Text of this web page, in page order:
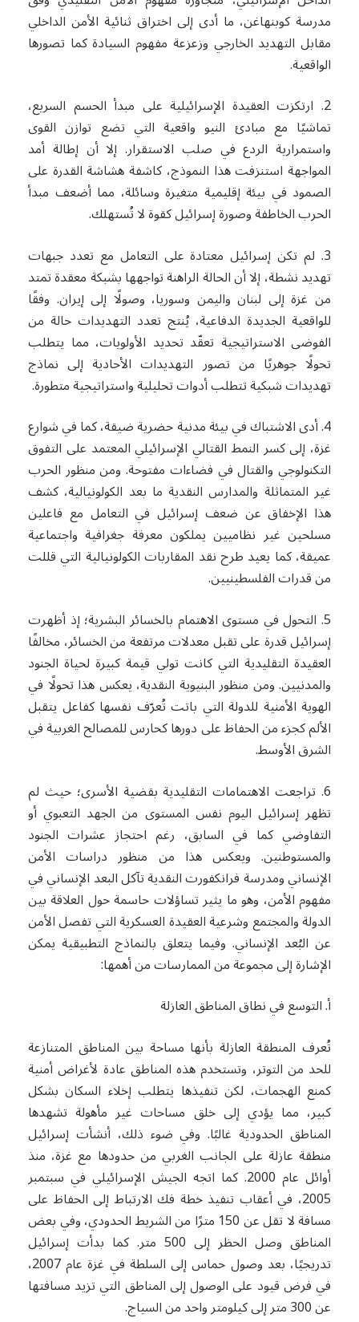
مدرسة كوبنهاغن، ما أدى إلى اختراق ثنائية الأمن الداخلي
مقابل التهديد الخارجي وزعزعة مفهوم السيادة كما تصورها
الواقعية.
2. ارتكزت العقيدة الإسرائيلية على مبدأ الحسم السريع،
تماشيًا مع مبادئ النيو واقعية التي تضع توازن القوى
واستمرارية الردع في صلب الاستقرار. إلا أن إطالة أمد
المواجهة استنزفت هذا النموذج، كاشفة هشاشة القدرة على
الصمود في بيئة إقليمية متغيرة وسائلة، مما أضعف مبدأ
الحرب الخاطفة وصورة إسرائيل كقوة لا تُستهلك.
3. لم تكن إسرائيل معتادة على التعامل مع تعدد جبهات
تهديد نشطة، إلا أن الحالة الراهنة تواجهها بشبكة معقدة تمتد
من غزة إلى لبنان واليمن وسوريا، وصولًا إلى إيران. وفقًا
للواقعية الجديدة الدفاعية، يُنتج تعدد التهديدات حالة من
الفوضى الاستراتيجية تعقّد تحديد الأولويات، مما يتطلب
تحولًا جوهريًا من تصور التهديدات الأحادية إلى نماذج
تهديدات شبكية تتطلب أدوات تحليلية واستراتيجية متطورة.
4. أدى الاشتباك في بيئة مدنية حضرية ضيقة، كما في شوارع
غزة، إلى كسر النمط القتالي الإسرائيلي المعتمد على التفوق
التكنولوجي والقتال في فضاءات مفتوحة. ومن منظور الحرب
غير المتماثلة والمدارس النقدية ما بعد الكولونيالية، كشف
هذا الإخفاق عن ضعف إسرائيل في التعامل مع فاعلين
مسلحين غير نظاميين يملكون معرفة جغرافية واجتماعية
عميقة، كما يعيد طرح نقد المقاربات الكولونيالية التي قللت
من قدرات الفلسطينيين.
5. التحول في مستوى الاهتمام بالخسائر البشرية؛ إذ أظهرت
إسرائيل قدرة على تقبل معدلات مرتفعة من الخسائر، مخالفًا
العقيدة التقليدية التي كانت تولي قيمة كبيرة لحياة الجنود
والمدنيين. ومن منظور البنيوية النقدية، يعكس هذا تحولًا في
الهوية الأمنية للدولة التي باتت تُعرّف نفسها كفاعل يتقبل
الألم كجزء من الحفاظ على دورها كحارس للمصالح الغربية في
الشرق الأوسط.
6. تراجعت الاهتمامات التقليدية بقضية الأسرى؛ حيث لم
تظهر إسرائيل اليوم نفس المستوى من الجهد التعبوي أو
التفاوضي كما في السابق، رغم احتجاز عشرات الجنود
والمستوطنين. ويعكس هذا من منظور دراسات الأمن
الإنساني ومدرسة فرانكفورت النقدية تآكل البعد الإنساني في
مفهوم الأمن، وهو ما يثير تساؤلات حاسمة حول العلاقة بين
الدولة والمجتمع وشرعية العقيدة العسكرية التي تفصل الأمن
عن البُعد الإنساني. وفيما يتعلق بالنماذج التطبيقية يمكن
الإشارة إلى مجموعة من الممارسات من أهمها:
أ. التوسع في نطاق المناطق العازلة
تُعرف المنطقة العازلة بأنها مساحة بين المناطق المتنازعة
للحد من التوتر، وتستخدم هذه المناطق عادة لأغراض أمنية
كمنع الهجمات، لكن تنفيذها يتطلب إخلاء السكان بشكل
كبير، مما يؤدي إلى خلق مساحات غير مأهولة تشهدها
المناطق الحدودية غالبًا. وفي ضوء ذلك، أنشأت إسرائيل
منطقة عازلة على الجانب الغربي من حدودها مع غزة، منذ
أوائل عام 2000. كما اتجه الجيش الإسرائيلي في سبتمبر
2005، في أعقاب تنفيذ خطة فك الارتباط إلى الحفاظ على
مسافة لا تقل عن 150 مترًا من الشريط الحدودي، وفي بعض
المناطق وصل الحظر إلى 500 متر. كما بدأت إسرائيل
تدريجيًا، بعد وصول حماس إلى السلطة في غزة عام 2007،
في فرض قيود على الوصول إلى المناطق التي تزيد مسافتها
عن 300 متر إلى كيلومتر واحد من السياج.